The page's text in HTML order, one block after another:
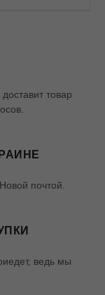
товар
почтой.
ведь мы